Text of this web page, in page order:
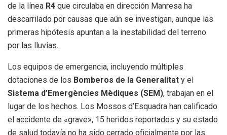
de la línea R4 que circulaba en dirección Manresa ha
descarrilado por causas que aún se investigan, aunque las
primeras hipótesis apuntan a la inestabilidad del terreno
por las lluvias.
Los equipos de emergencia, incluyendo múltiples
dotaciones de los Bomberos de la Generalitat y el
Sistema d’Emergències Mèdiques (SEM), trabajan en el
lugar de los hechos. Los Mossos d’Esquadra han calificado
el accidente de «grave», 15 heridos reportados y su estado
de salud todavía no ha sido cerrado oficialmente por las